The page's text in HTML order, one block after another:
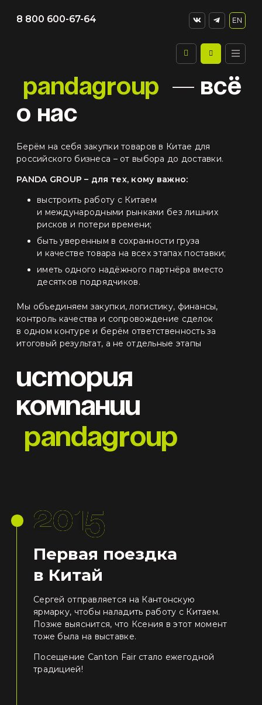
8 800 600-67-64 EN
pandagroup
— всё
о нас
Берём на себя закупки товаров в Китае для
российского бизнеса – от выбора до доставки.
PANDA GROUP – для тех, кому важно:
выстроить работу с Китаем
и международными рынками без лишних
рисков и потери времени;
быть уверенным в сохранности груза
и качестве товара на всех этапах поставки;
иметь одного надёжного партнёра вместо
десятков подрядчиков.
Мы объединяем закупки, логистику, финансы,
контроль качества и сопровождение сделок
в одном контуре и берём ответственность за
итоговый результат, а не отдельные этапы
История
компании
pandagroup
2015
Первая поездка
в Китай
Сергей отправляется на Кантонскую
ярмарку, чтобы наладить работу с Китаем.
Позже выяснится, что Ксения в этот момент
тоже была на выставке.
Посещение Canton Fair стало ежегодной
традицией!